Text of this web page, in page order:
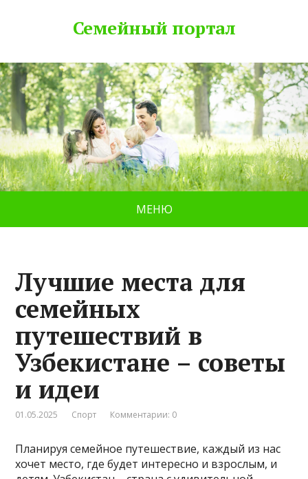
Семейный портал
МЕНЮ
Лучшие места для
семейных
путешествий в
Узбекистане – советы
и идеи
01.05.2025 Спорт Комментарии: 0
Планируя семейное путешествие, каждый из нас
хочет место, где будет интересно и взрослым, и